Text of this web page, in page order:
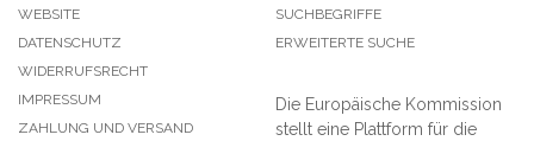
WEBSITE
DATENSCHUTZ
WIDERRUFSRECHT
IMPRESSUM
ZAHLUNG UND VERSAND
SUCHBEGRIFFE
ERWEITERTE SUCHE
Die Europäische Kommission
stellt eine Plattform für die